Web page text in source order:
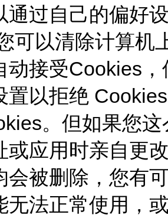
通过自己的偏好
可以清除计算机
动接受Cookies
置以拒绝
。但如果您
或应用时亲自更
会被删除，您有
无法正常使用，